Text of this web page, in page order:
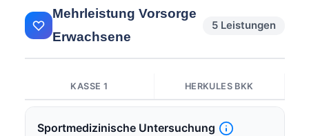
Mehrleistung Vorsorge
Erwachsene
5 Leistungen
KASSE 1 HERKULES BKK
Sportmedizinische Untersuchung